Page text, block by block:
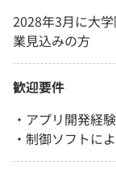
2028年3月に大
業見込みの方
歓迎要件
・アプリ開発経験
・制御ソフトに